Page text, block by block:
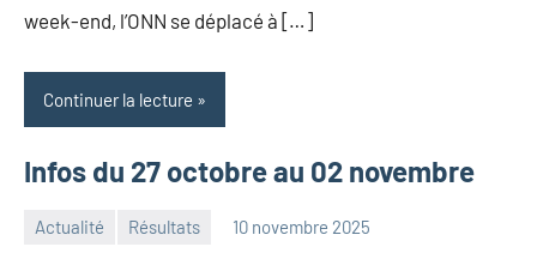
week-end, l’ONN se déplacé à […]
Continuer la lecture
Infos du 27 octobre au 02 novembre
Actualité Résultats 10 novembre 2025